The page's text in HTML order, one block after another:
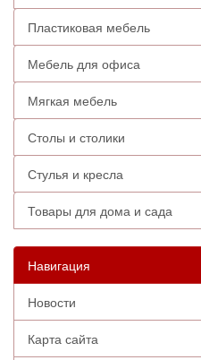
Пластиковая мебель
Мебель для офиса
Мягкая мебель
Столы и столики
Стулья и кресла
Товары для дома и сада
Навигация
Новости
Карта сайта